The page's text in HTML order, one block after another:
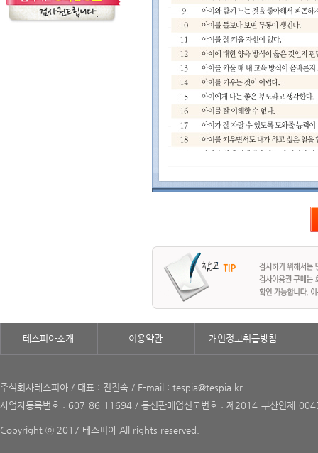
테스피아소개 이용약관 개인정보취급방침
주식회사테스피아 / 대표 : 전진숙 / E-mail : tespia@tespia.kr
사업자등록번호 : 607-86-11694 / 통신판매업신고번호 : 제2014-부산연제-
Copyright ⓒ 2017 테스피아 All rights reserved.